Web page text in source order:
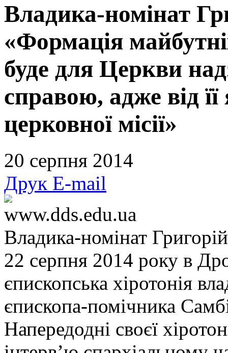
Владика-номінат
«Формація
буде для Церкви
справою, адже від її
церковної місії»
20 серпня 2014
Друк E-mail
www.dds.edu.ua
Владика-номінат
22 серпня 2014 року в
єпископська хіротонія
єпископа-помічника
Напередодні своєї